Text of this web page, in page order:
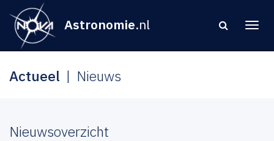
Astronomie.nl
Actueel Nieuws
Nieuwsoverzicht